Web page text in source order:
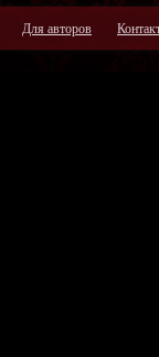
Для авторов